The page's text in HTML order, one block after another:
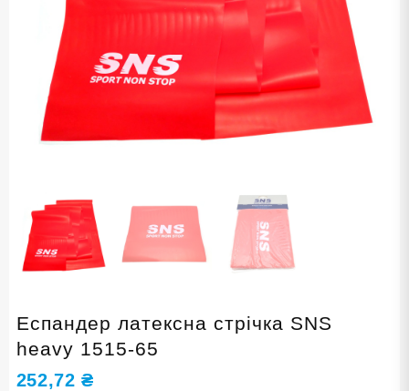
Еспандер латексна стрічка SNS
heavy 1515-65
252,72₴